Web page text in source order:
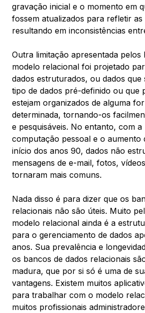
gravação inicial e o momento em
fossem atualizados para refletir as
resultando em inconsistências
Outra limitação apresentada pelos
modelo relacional foi projetado
dados estruturados, ou dados que
tipo de dados pré-definido ou que
estejam organizados de alguma
determinada, tornando-os
e pesquisáveis. No entanto, com
computação pessoal e o aumento
início dos anos 90, dados não
mensagens de e-mail, fotos,
tornaram mais comuns.
Nada disso é para dizer que os
relacionais não são úteis. Muito
modelo relacional ainda é a
para o gerenciamento de dados
anos. Sua prevalência e
os bancos de dados relacionais
madura, que por si só é uma de
vantagens. Existem muitos
para trabalhar com o modelo
muitos profissionais